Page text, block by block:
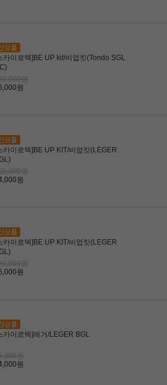
카이로텍]BE UP kit/비업킷(Tondo SGL
원
원
카이로텍]BE UP KIT/비업킷(LEGER
원
원
카이로텍]BE UP KIT/비업킷(LEGER
원
원
카이로텍]레거/LEGER BGL
원
원